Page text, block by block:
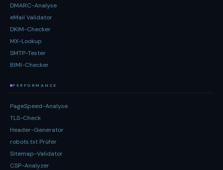
DMARC-Analyse
eMail Validator
DKIM-Checker
MX-Lookup
SMTP-Tester
BIMI-Checker
PERFORMANCE
PageSpeed-Analyse
TLS-Check
Header-Generator
robots.txt Prüfer
Sitemap-Validator
CSP-Analyzer